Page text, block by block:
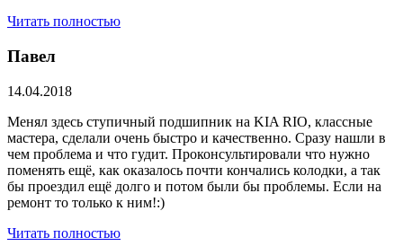
Читать полностью
Павел
14.04.2018
Менял здесь ступичный подшипник на KIA RIO, классные
мастера, сделали очень быстро и качественно. Сразу нашли в
чем проблема и что гудит. Проконсультировали что нужно
поменять ещё, как оказалось почти кончались колодки, а так
бы проездил ещё долго и потом были бы проблемы. Если на
ремонт то только к ним!:)
Читать полностью